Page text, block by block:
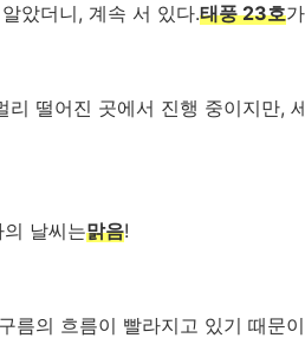
았더니, 계속 서 있다.태풍 23호
리 떨어진 곳에서 진행 중이지만,
날씨는맑음!
름의 흐름이 빨라지고 있기 때문